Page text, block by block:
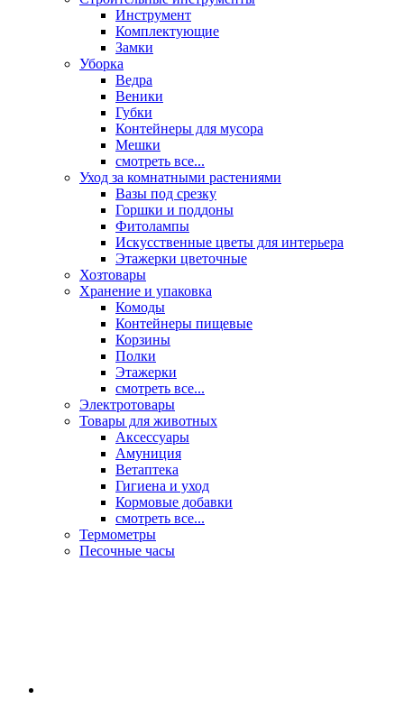
Инструмент
Комплектующие
Замки
Уборка
Ведра
Веники
Губки
Контейнеры для мусора
Мешки
смотреть все...
Уход за комнатными растениями
Вазы под срезку
Горшки и поддоны
Фитолампы
Искусственные цветы для интерьера
Этажерки цветочные
Хозтовары
Хранение и упаковка
Комоды
Контейнеры пищевые
Корзины
Полки
Этажерки
смотреть все...
Электротовары
Товары для животных
Аксессуары
Амуниция
Ветаптека
Гигиена и уход
Кормовые добавки
смотреть все...
Термометры
Песочные часы